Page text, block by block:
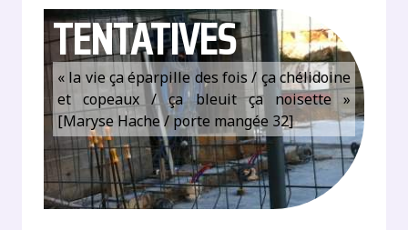
TENTATIVES
« la vie ça éparpille des fois / ça chélidoine
et copeaux / ça bleuit ça noisette »
[Maryse Hache / porte mangée 32]